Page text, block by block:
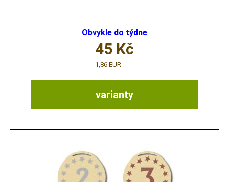
Obvykle do týdne
varianty
45 Kč
1,86 EUR